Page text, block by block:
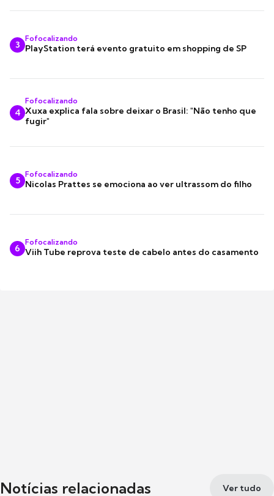
3
Fofocalizando
PlayStation terá evento gratuito em shopping de SP
4
Fofocalizando
Xuxa explica fala sobre deixar o Brasil: "Não tenho que
fugir"
5
Fofocalizando
Nicolas Prattes se emociona ao ver ultrassom do filho
6
Fofocalizando
Viih Tube reprova teste de cabelo antes do casamento
Notícias relacionadas Ver tudo